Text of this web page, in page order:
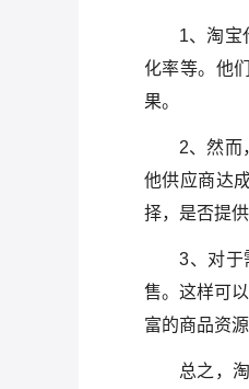
1、淘宝
化率等。他
果。
2、然而
他供应商达
择，是否提
3、对于
售。这样可
富的商品资
总之，